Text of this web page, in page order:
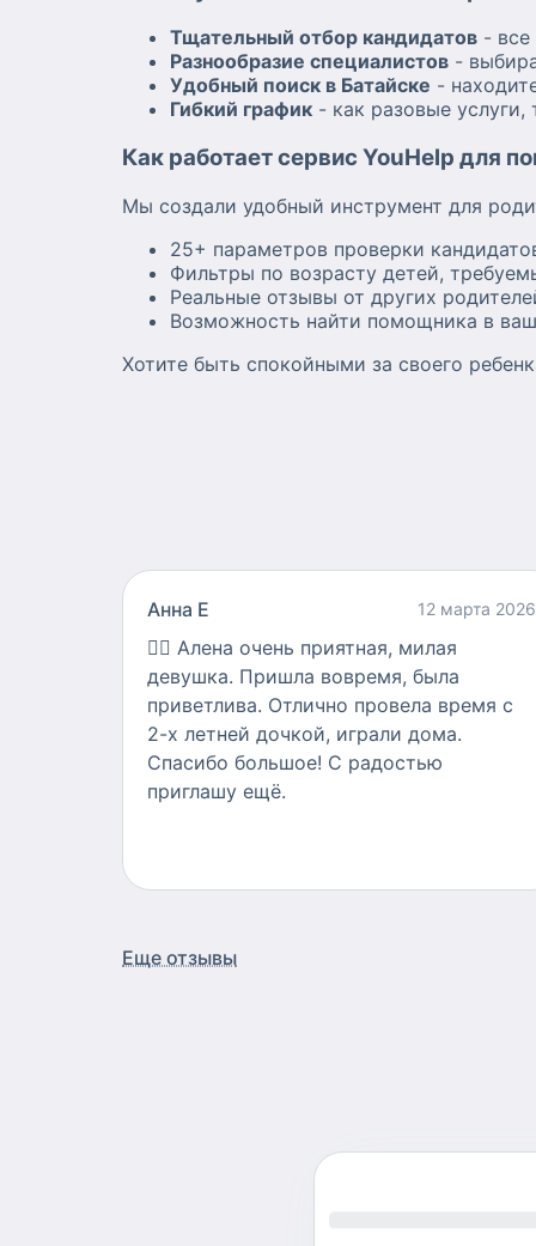
Тщательный отбор кандидатов - все
Разнообразие специалистов -
Удобный поиск в Батайске -
Гибкий график - как разовые
Как работает сервис YouHelp для
Мы создали удобный инструмент для
25+ параметров проверки
Фильтры по возрасту детей,
Реальные отзывы от других
Возможность найти помощника в
Хотите быть спокойными за своего
Анна Е 12 марта 2026
👍🏻 Алена очень приятная, милая
девушка. Пришла вовремя, была
приветлива. Отлично провела время с
2-х летней дочкой, играли дома.
Спасибо большое! С радостью
приглашу ещё.
Еще отзывы